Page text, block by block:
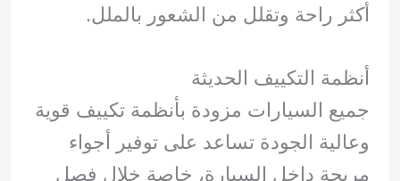
أكثر راحة وتقلل من الشعور بالملل.
أنظمة التكييف الحديثة
جميع السيارات مزودة بأنظمة تكييف قوية
وعالية الجودة تساعد على توفير أجواء
مريحة داخل السيارة، خاصة خلال فصل